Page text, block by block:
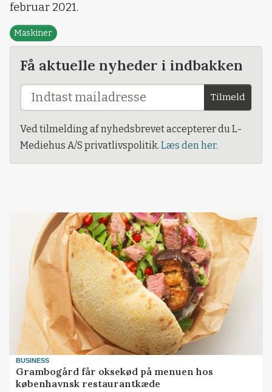
februar 2021.
Maskiner
Få aktuelle nyheder i indbakken
Tilmeld
Ved tilmelding af nyhedsbrevet accepterer du L-
Mediehus A/S privatlivspolitik. Læs den her.
BUSINESS
Grambogård får oksekød på menuen hos
københavnsk restaurantkæde